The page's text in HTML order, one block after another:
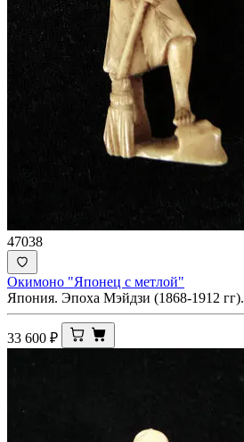
47038
Окимоно "Японец с метлой"
Япония. Эпоха Мэйдзи (1868-1912 гг).
33 600 ₽